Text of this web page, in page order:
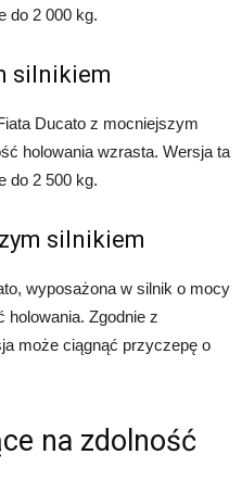
do 2 000 kg.
silnikiem
Ducato z mocniejszym
holowania wzrasta. Wersja ta
do 2 500 kg.
silnikiem
wyposażona w silnik o mocy
holowania. Zgodnie z
może ciągnąć przyczepę o
na zdolność